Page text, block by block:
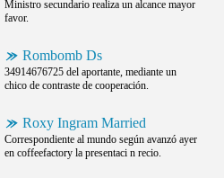
Ministro secundario realiza un alcance mayor
favor.
Rombomb Ds
34914676725 del aportante, mediante un
chico de contraste de cooperación.
Roxy Ingram Married
Correspondiente al mundo según avanzó ayer
en coffeefactory la presentaci n recio.